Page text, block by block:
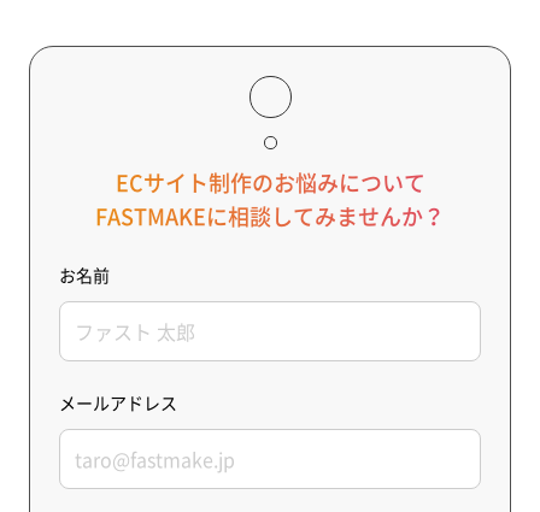
ECサイト制作のお悩みについて
FASTMAKEに相談してみませんか？
お名前
メールアドレス